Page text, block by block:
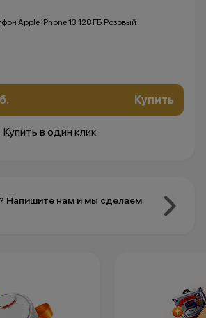
Купить
Купить в один клик
Напишите нам и мы сделаем